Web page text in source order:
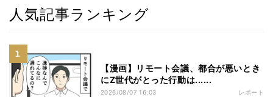
人気記事ランキング
【漫画】リモート会議、都合が悪いとき
にZ世代がとった行動は......
2026/08/07 16:03 レポート